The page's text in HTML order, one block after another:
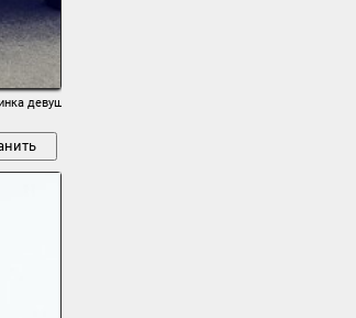
мускул кар дорога деревья
мускул кар фон
девушка модель ноги татуировка автомобиль форд